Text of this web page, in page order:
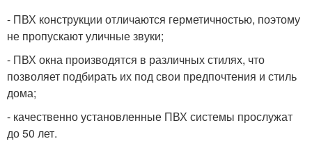
- ПВХ конструкции отличаются герметичностью, поэтому
не пропускают уличные звуки;
- ПВХ окна производятся в различных стилях, что
позволяет подбирать их под свои предпочтения и стиль
дома;
- качественно установленные ПВХ системы прослужат
до 50 лет.